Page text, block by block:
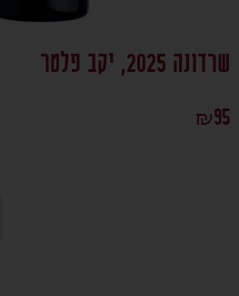
שרדונה 2025, יקב פלטר
₪95